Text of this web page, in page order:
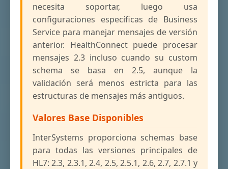
necesita soportar, luego usa
configuraciones específicas de Business
Service para manejar mensajes de versión
anterior. HealthConnect puede procesar
mensajes 2.3 incluso cuando su custom
schema se basa en 2.5, aunque la
validación será menos estricta para las
estructuras de mensajes más antiguos.
Valores Base Disponibles
InterSystems proporciona schemas base
para todas las versiones principales de
HL7: 2.3, 2.3.1, 2.4, 2.5, 2.5.1, 2.6, 2.7, 2.7.1 y